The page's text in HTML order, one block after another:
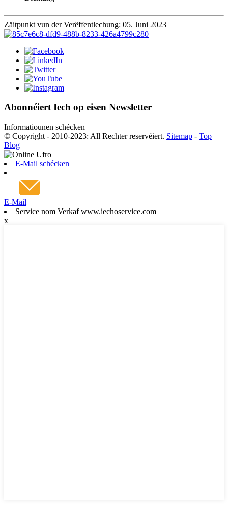
Zäitpunkt vun der Verëffentlechung: 05. Juni 2023
Abonnéiert Iech op eisen Newsletter
Informatiounen schécken
© Copyright - 2010-2023: All Rechter reservéiert. Sitemap - Top
Blog
E-Mail schécken
E-Mail
Service nom Verkaf www.iechoservice.com
x